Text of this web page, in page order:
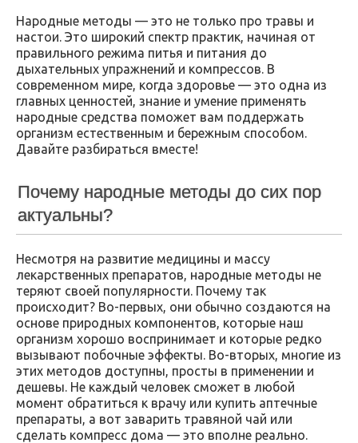
Народные методы — это не только про травы и
настои. Это широкий спектр практик, начиная от
правильного режима питья и питания до
дыхательных упражнений и компрессов. В
современном мире, когда здоровье — это одна из
главных ценностей, знание и умение применять
народные средства поможет вам поддержать
организм естественным и бережным способом.
Давайте разбираться вместе!
Почему народные методы до сих пор
актуальны?
Несмотря на развитие медицины и массу
лекарственных препаратов, народные методы не
теряют своей популярности. Почему так
происходит? Во-первых, они обычно создаются на
основе природных компонентов, которые наш
организм хорошо воспринимает и которые редко
вызывают побочные эффекты. Во-вторых, многие из
этих методов доступны, просты в применении и
дешевы. Не каждый человек сможет в любой
момент обратиться к врачу или купить аптечные
препараты, а вот заварить травяной чай или
сделать компресс дома — это вполне реально.